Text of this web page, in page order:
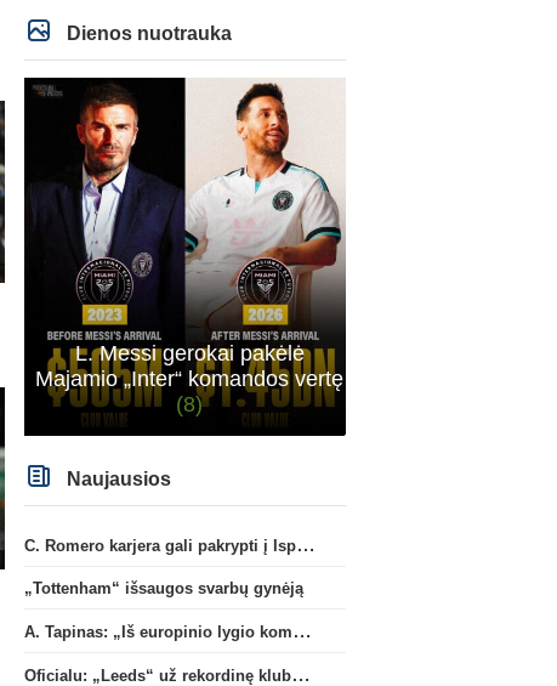
Dienos nuotrauka
L. Messi gerokai pakėlė
Majamio „Inter“ komandos vertę
(8)
Naujausios
C. Romero karjera gali pakrypti į Ispaniją
„Tottenham“ išsaugos svarbų gynėją
A. Tapinas: „Iš europinio lygio komandos gavom gerų pamokų“
Oficialu: „Leeds“ už rekordinę klubui sumą įsigijo Anglijos rinktinės vartininką